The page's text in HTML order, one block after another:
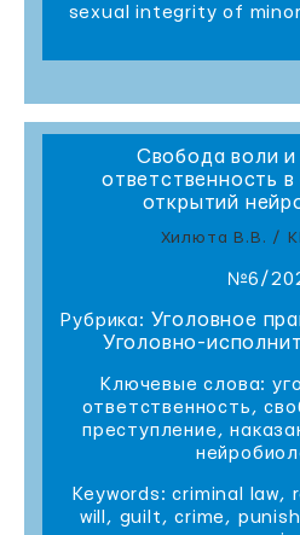
sexual integrity of
Свобода воли и
ответственность
открытий
Хилюта В.В. /
№6/
Рубрика: Уголовное
Уголовно-
Ключевые слова:
ответственность,
преступление,
Keywords: criminal law,
will, guilt, crime,